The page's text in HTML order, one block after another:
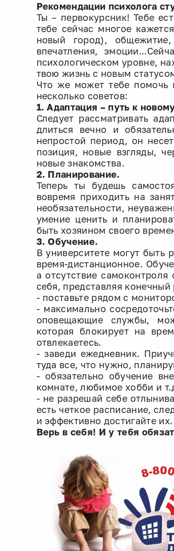
Рекомендации психолога
Ты – первокурсник! Тебе
тебе сейчас многое
новый город),
впечатления,
психологическом уровне,
твою жизнь с новым
Что же может тебе помочь
несколько советов:
1. Адаптация – путь к
Следует рассматривать
длиться вечно и
непростой период, он
позиция, новые взгляды,
новые знакомства.
2. Планирование.
Теперь ты будешь
вовремя приходить на
необязательности,
умение ценить и
быть хозяином своего
3. Обучение.
В университете могут
время-дистанционное.
а отсутствие
себя, представляя конечный
- поставьте рядом с
- максимально
оповещающие службы,
которая блокирует на
отвлекаетесь.
- заведи ежедневник.
туда все, что нужно,
- обязательно обучение
комнате, любимое хобби и
- не разрешай себе
есть четкое расписание,
и эффективно достигайте их.
Верь в себя! И у тебя